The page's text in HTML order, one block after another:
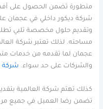
متطورة تضمن الحصول على
شركة ديكور داخلي في عجمان
وتقديم حلول مخصصة تلبي
مساحته. لذلك تعتبر شركة
عجمان لما تقدمه من خدمات
والشركات على حد سواء. شركة
كذلك تهتم شركة العالمية
تضمن رضا العميل في جميع